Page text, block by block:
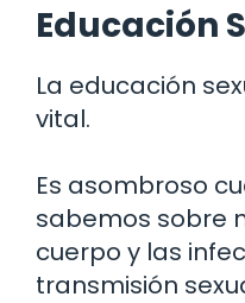
Educación
La educación
vital.
Es asombroso
sabemos sobre
cuerpo y las
transmisión